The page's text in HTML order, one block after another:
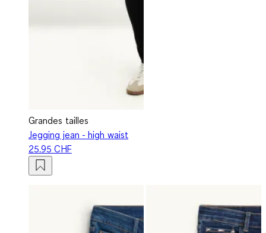
Grandes tailles
Jegging jean - high waist
25.95 CHF